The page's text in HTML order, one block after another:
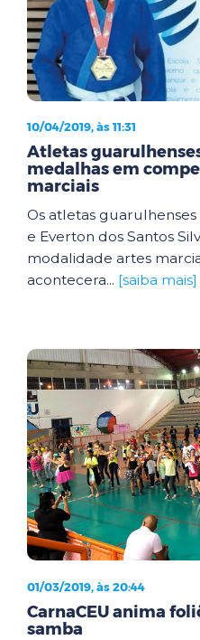
10/04/2019, às 11:31
Atletas
medalhas em
marciais
Os atletas
e Everton dos Santos
modalidade artes
acontecera... [saiba mais]
01/03/2019, às 20:44
CarnaCEU anima
samba